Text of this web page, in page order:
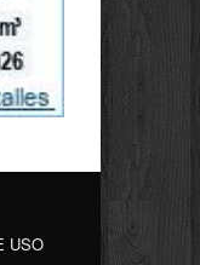
USO